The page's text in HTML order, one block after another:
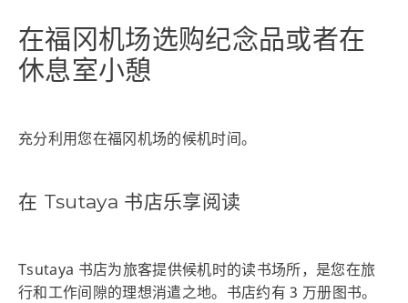
在福冈机场选购纪念品或者在
休息室小憩
充分利用您在福冈机场的候机时间。
在 Tsutaya 书店乐享阅读
Tsutaya 书店为旅客提供候机时的读书场所，是您在旅
行和工作间隙的理想消遣之地。书店约有 3 万册图书。